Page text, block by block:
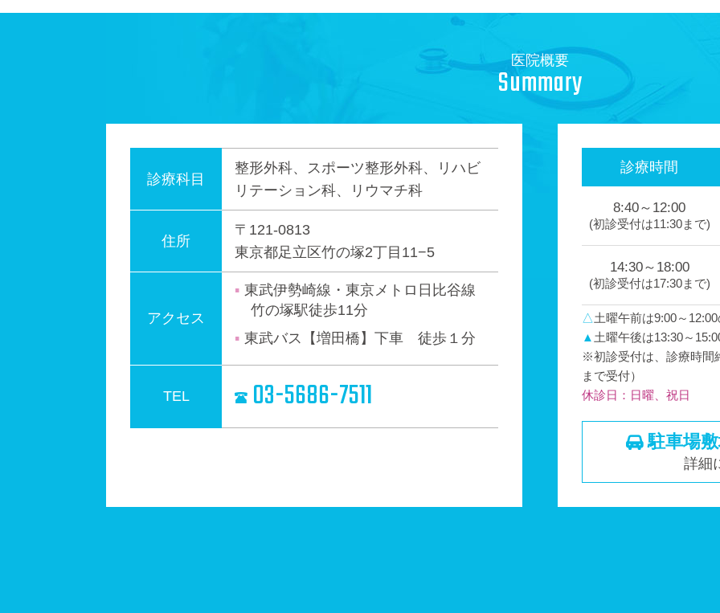
医院概要
Summary
診療科目
整形外科、スポーツ整形外科、リハビ
リテーション科、リウマチ科
住所
〒121-0813
東京都足立区竹の塚2丁目11−5
アクセス
東武伊勢崎線・東京メトロ日比谷線
竹の塚駅徒歩11分
東武バス【増田橋】下車 徒歩１分
TEL 03-5686-7511
△土曜午前は9:00～
▲ 土曜午後は13:30～
※初診受付は、診療時間
まで受付）
休診日：日曜、祝日
診療時間
8:40～12:00
(初診受付は11:30まで)
14:30～18:00
(初診受付は17:30まで)
駐車場
詳細